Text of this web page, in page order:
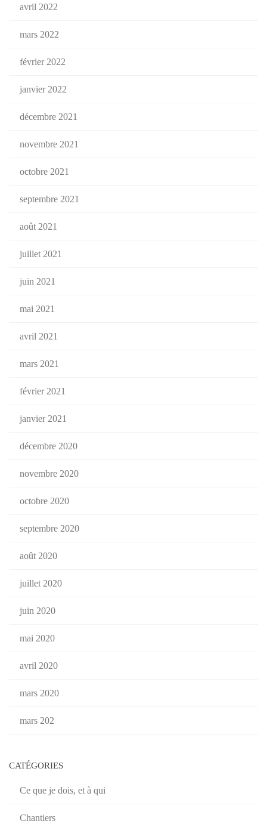
avril 2022
mars 2022
février 2022
janvier 2022
décembre 2021
novembre 2021
octobre 2021
septembre 2021
août 2021
juillet 2021
juin 2021
mai 2021
avril 2021
mars 2021
février 2021
janvier 2021
décembre 2020
novembre 2020
octobre 2020
septembre 2020
août 2020
juillet 2020
juin 2020
mai 2020
avril 2020
mars 2020
mars 202
CATÉGORIES
Ce que je dois, et à qui
Chantiers